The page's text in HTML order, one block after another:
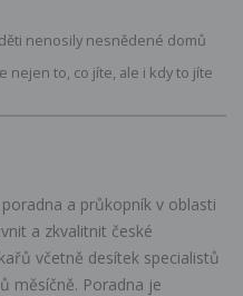
nenosily nesnědené domů
nejen to, co jíte, ale i kdy to jíte
a průkopník v oblasti
a zkvalitnit české
včetně desítek specialistů
měsíčně. Poradna je